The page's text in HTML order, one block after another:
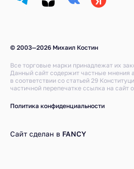
© 2003—2026 Михаил Костин
Все торговые марки принадлежат их
Данный сайт содержит частные
в соответствии со статьей 29
частичной перепечатке ссылка на сайт
Политика конфиденциальности
Сайт сделан в FANCY